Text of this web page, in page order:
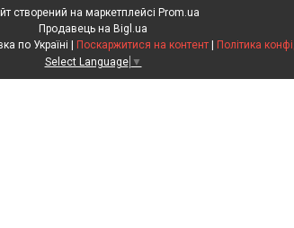
створений на маркетплейсі Prom.ua
Продавець на Bigl.ua
Поскаржитися на контент
Політика
Select Language ▼